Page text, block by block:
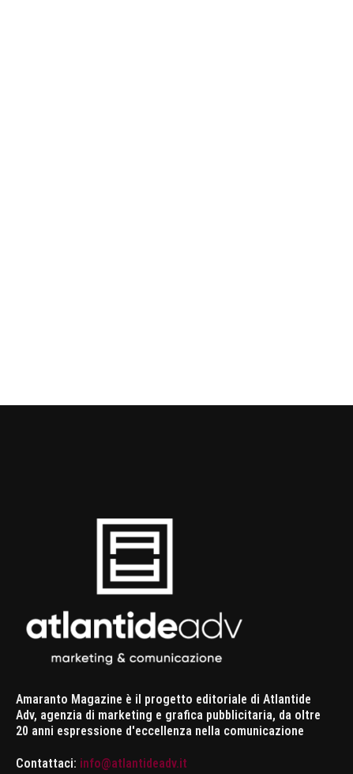
Amaranto Magazine è il progetto editoriale di Atlantide
Adv, agenzia di marketing e grafica pubblicitaria, da oltre
20 anni espressione d'eccellenza nella comunicazione
Contattaci: info@atlantideadv.it